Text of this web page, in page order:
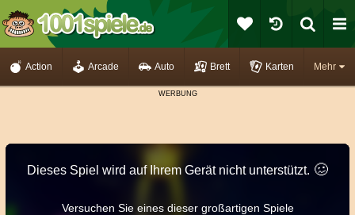
Mehr
Action Arcade Auto Brett Karten
Dieses Spiel wird auf Ihrem Gerät nicht unterstützt. 🥴️
Versuchen Sie eines dieser großartigen Spiele